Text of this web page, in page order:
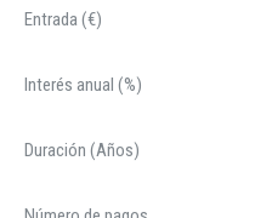
Entrada (€)
Interés anual (%)
Duración (Años)